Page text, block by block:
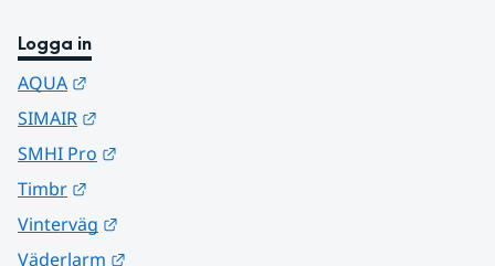
Logga in
AQUA
SIMAIR
SMHI Pro
Timbr
Vinterväg
Väderlarm